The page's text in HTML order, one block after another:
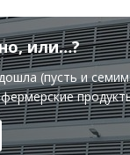
или…?
(пусть и